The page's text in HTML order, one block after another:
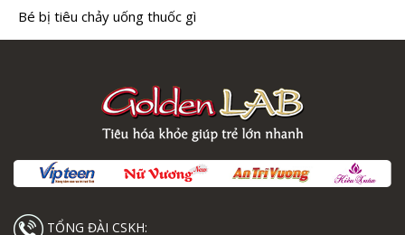
Bé bị tiêu chảy uống thuốc gì
TỔNG ĐÀI CSKH: